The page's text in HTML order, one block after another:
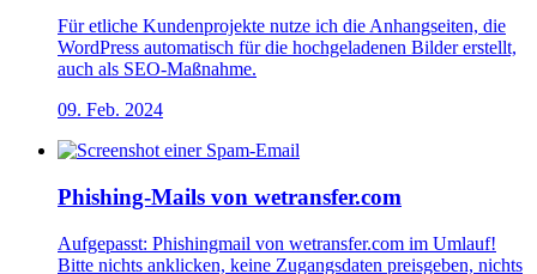
Für etliche Kundenprojekte nutze ich die Anhangseiten, die
WordPress automatisch für die hochgeladenen Bilder erstellt,
auch als SEO-Maßnahme.
09. Feb. 2024
Phishing-Mails von wetransfer.com
Aufgepasst: Phishingmail von wetransfer.com im Umlauf!
Bitte nichts anklicken, keine Zugangsdaten preisgeben, nichts